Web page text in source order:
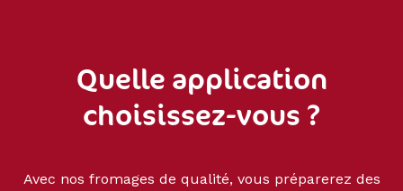
Quelle application
choisissez-vous ?
Avec nos fromages de qualité, vous préparerez des